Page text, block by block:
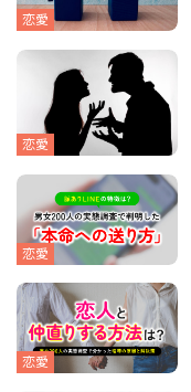
恋愛
恋愛
恋愛
恋愛